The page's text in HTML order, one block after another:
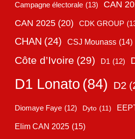
Campagne électorale (13) CAN
CAN 2025 (20) CDK GROUP
CHAN (24) CSJ Mounass (14)
Côte d’Ivoire (29) D1 (12)
D1 Lonato (84) D2
Diomaye Faye (12) Dyto (11)
Elim CAN 2025 (15)